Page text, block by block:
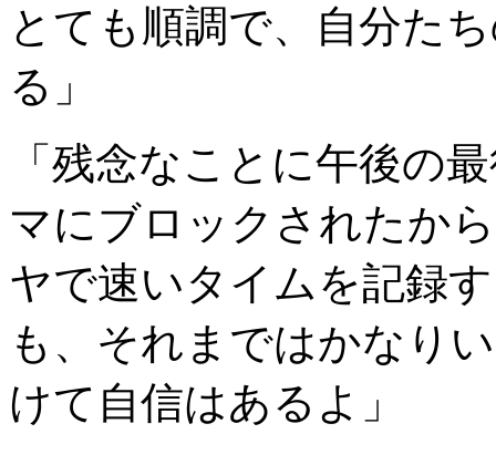
とても順調で、自分た
る」
「残念なことに午後の
マにブロックされたか
ヤで速いタイムを記録
も、それまではかなり
けて自信はあるよ」